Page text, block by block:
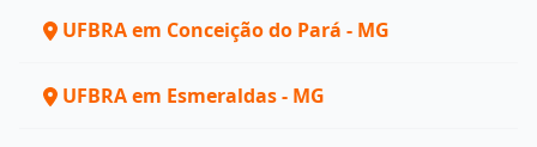
UFBRA em Conceição do Pará - MG
UFBRA em Esmeraldas - MG